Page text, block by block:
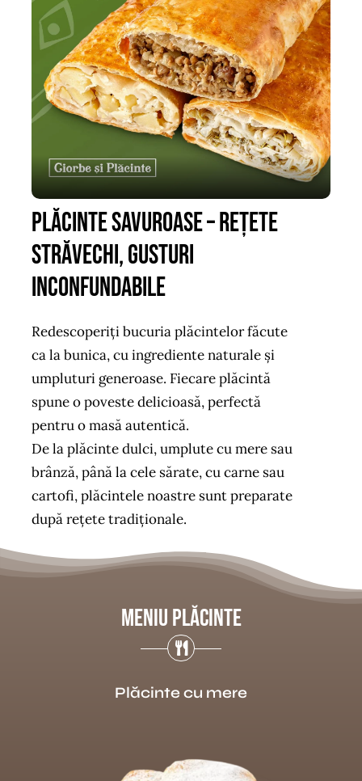
Plăcinte Savuroase – Rețete
Străvechi, Gusturi
Inconfundabile
Redescoperiți bucuria plăcintelor făcute
ca la bunica, cu ingrediente naturale și
umpluturi generoase. Fiecare plăcintă
spune o poveste delicioasă, perfectă
pentru o masă autentică.
De la plăcinte dulci, umplute cu mere sau
brânză, până la cele sărate, cu carne sau
cartofi, plăcintele noastre sunt preparate
după rețete tradiționale.
Meniu Plăcinte
Plăcinte cu mere